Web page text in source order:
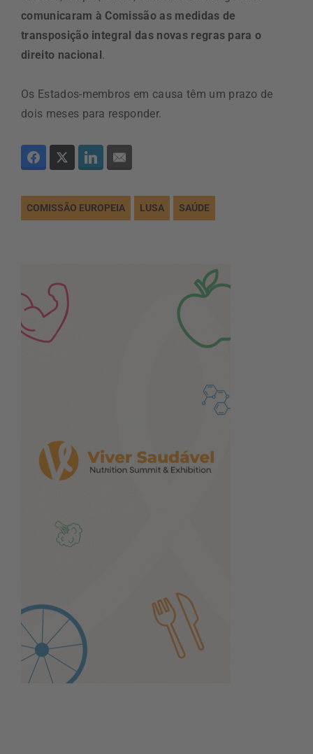
comunicaram à Comissão as medidas de
transposição integral das novas regras para o
direito nacional.
Os Estados-membros em causa têm um prazo de
dois meses para responder.
COMISSÃO EUROPEIA LUSA SAÚDE